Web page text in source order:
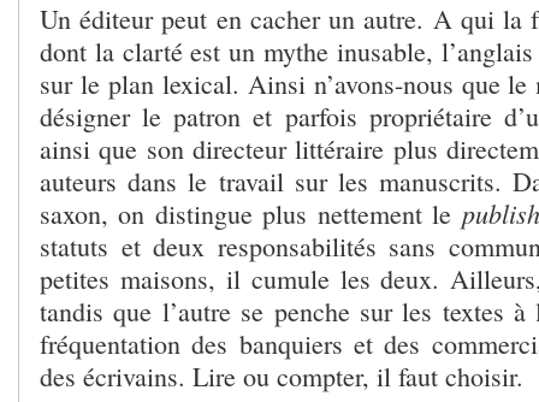
Un éditeur peut en cacher un autre. A qui la
dont la clarté est un mythe inusable,
sur le plan lexical. Ainsi n’avons-nous que
désigner le patron et parfois propriétaire
ainsi que son directeur littéraire plus
auteurs dans le travail sur les manuscrits.
saxon, on distingue plus nettement le
statuts et deux responsabilités sans
petites maisons, il cumule les deux.
tandis que l’autre se penche sur les textes
fréquentation des banquiers et des
des écrivains. Lire ou compter, il faut choisir.